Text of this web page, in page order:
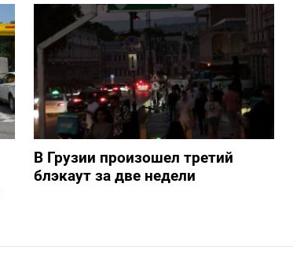
В Грузии произошел третий
блэкаут за две недели